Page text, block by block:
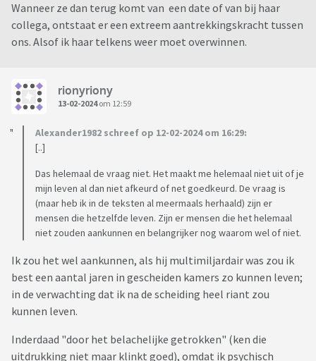
Wanneer ze dan terug komt van een date of van bij haar
collega, ontstaat er een extreem aantrekkingskracht tussen
ons. Alsof ik haar telkens weer moet overwinnen.
rionyriony
13-02-2024om 12:59
Alexander1982 schreef op 12-02-2024 om 16:29:
[..]
Das helemaal de vraag niet. Het maakt me helemaal niet uit of je
mijn leven al dan niet afkeurd of net goedkeurd. De vraag is
(maar heb ik in de teksten al meermaals herhaald) zijn er
mensen die hetzelfde leven. Zijn er mensen die het helemaal
niet zouden aankunnen en belangrijker nog waarom wel of niet.
Ik zou het wel aankunnen, als hij multimiljardair was zou ik
best een aantal jaren in gescheiden kamers zo kunnen leven;
in de verwachting dat ik na de scheiding heel riant zou
kunnen leven.
Inderdaad "door het belachelijke getrokken" (ken die
uitdrukking niet maar klinkt goed), omdat ik psychisch